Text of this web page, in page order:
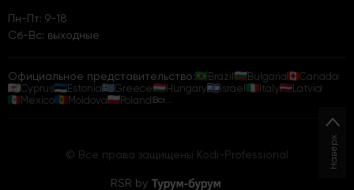
Пн-Пт: 9-18
Сб-Вс: выходные
Официальное представительство: Brazil Bulgaria
Canada
Cyprus
Estonia Greece Hungary Israel Italy
Latvia
Mexico
Moldova Poland Всі...
© Все права защищены Kodi-Professional
RSR by
Наверх